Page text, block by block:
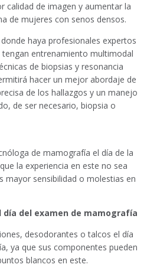
calidad de imagen y aumentar la
de mujeres con senos densos.
haya profesionales expertos
entrenamiento multimodal
de biopsias y resonancia
hacer un mejor abordaje de
de los hallazgos y un manejo
de ser necesario, biopsia o
de mamografía el día de la
la experiencia en este no sea
mayor sensibilidad o molestias en
día del examen de mamografía
desodorantes o talcos el día
ya que sus componentes pueden
blancos en este.